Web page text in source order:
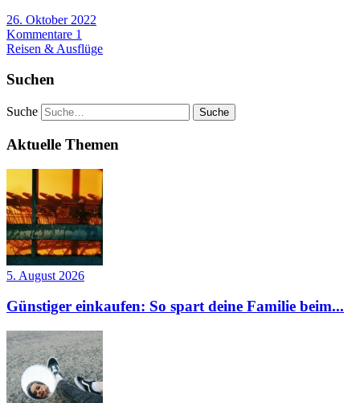
26. Oktober 2022
Kommentare 1
Reisen & Ausflüge
Suchen
Suche
Aktuelle Themen
5. August 2026
Günstiger einkaufen: So spart deine Familie beim...